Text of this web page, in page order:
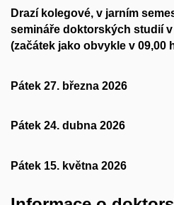
Drazí kolegové, v jarním
semináře doktorských studií
(začátek jako obvykle v 09,00
Pátek 27. března 2026
Pátek 24. dubna 2026
Pátek 15. května 2026